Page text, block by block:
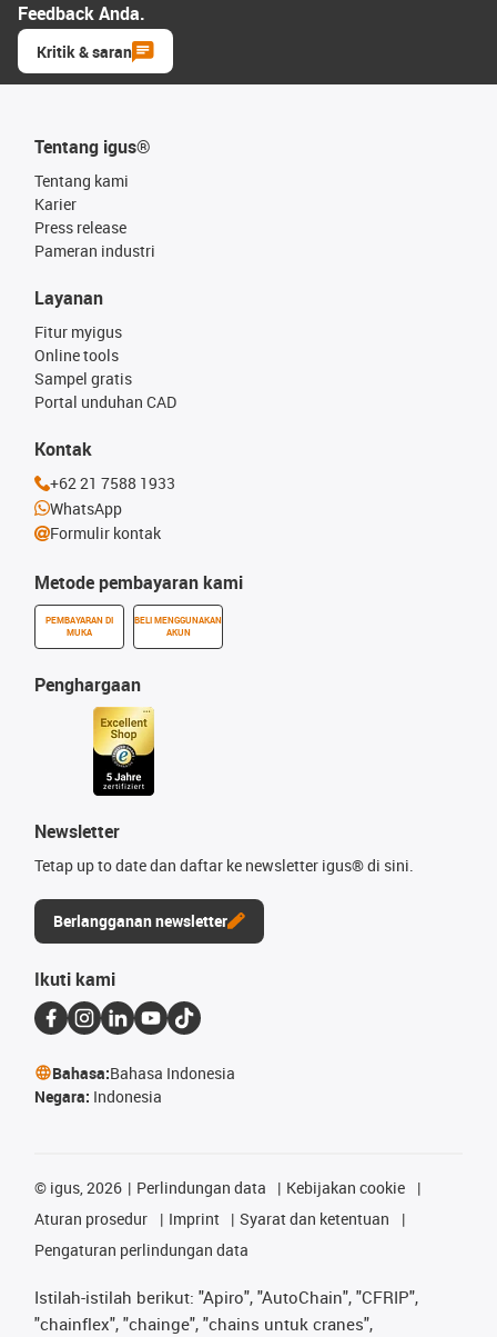
Feedback Anda.
Kritik & saran
Tentang igus®
Tentang kami
Karier
Press release
Pameran industri
Metode pembayaran kami
PEMBAYARAN DI
MUKA
BELI MENGGUNAKAN
AKUN
Layanan
Fitur myigus
Online tools
Sampel gratis
Portal unduhan CAD
Penghargaan
Newsletter
Tetap up to date dan daftar ke newsletter igus® di sini.
Berlangganan newsletter
Kontak
+62 21 7588 1933
WhatsApp
Formulir kontak
Ikuti kami
Bahasa:Bahasa Indonesia
Negara: Indonesia
© igus, 2026 Perlindungan data
Kebijakan cookie
Aturan prosedur
Imprint
Syarat dan ketentuan
Pengaturan perlindungan data
Istilah-istilah berikut: "Apiro", "AutoChain", "CFRIP",
"chainflex", "chainge", "chains untuk cranes",